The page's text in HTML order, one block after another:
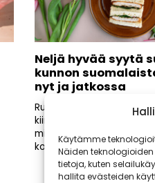
Käytämme
Näiden
tietoja, kuten
hallita evästeiden
Neljä hyvää syytä
kunnon
nyt ja jatkossa
Ruoan alkuperä ja
kiinnostaa entistä
miksi on tärkeää, että
konkretisoituu...